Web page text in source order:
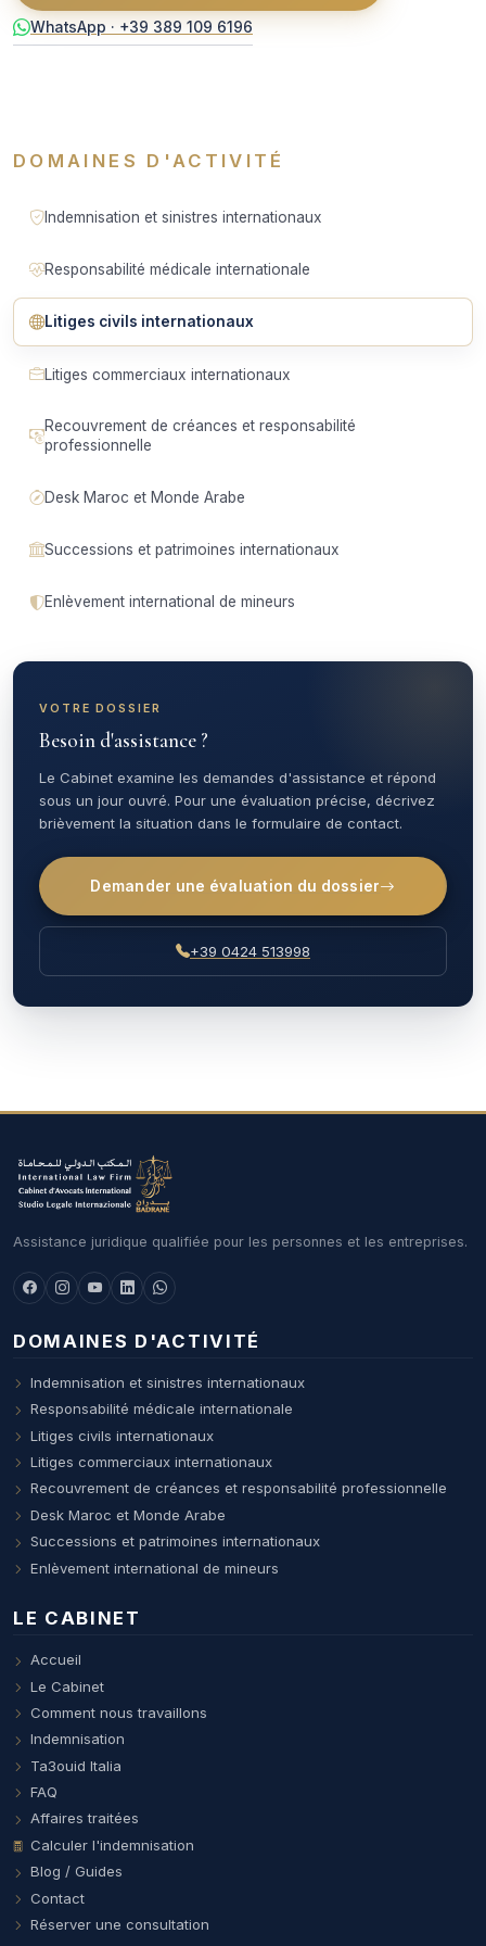
WhatsApp · +39 389 109 6196
DOMAINES D'ACTIVITÉ
Indemnisation et sinistres internationaux
Responsabilité médicale internationale
Litiges civils internationaux
Litiges commerciaux internationaux
Recouvrement de créances et responsabilité
professionnelle
Desk Maroc et Monde Arabe
Successions et patrimoines internationaux
Enlèvement international de mineurs
VOTRE DOSSIER
Besoin d'assistance ?
Le Cabinet examine les demandes d'assistance et répond
sous un jour ouvré. Pour une évaluation précise, décrivez
brièvement la situation dans le formulaire de contact.
Demander une évaluation du dossier
+39 0424 513998
Assistance juridique qualifiée pour les personnes et les entreprises.
DOMAINES D'ACTIVITÉ
Indemnisation et sinistres internationaux
Responsabilité médicale internationale
Litiges civils internationaux
Litiges commerciaux internationaux
Recouvrement de créances et responsabilité professionnelle
Desk Maroc et Monde Arabe
Successions et patrimoines internationaux
Enlèvement international de mineurs
LE CABINET
Accueil
Le Cabinet
Comment nous travaillons
Indemnisation
Ta3ouid Italia
FAQ
Affaires traitées
Calculer l'indemnisation
Blog / Guides
Contact
Réserver une consultation